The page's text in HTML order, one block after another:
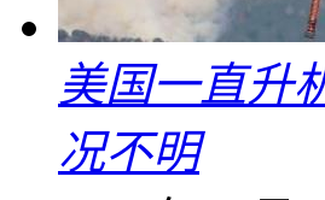
美国一直升
况不明